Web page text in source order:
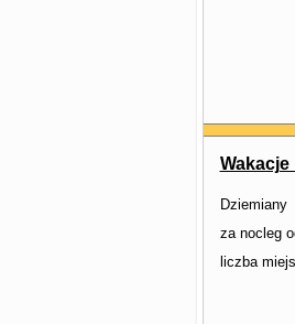
Dziemiany
za nocleg
liczba